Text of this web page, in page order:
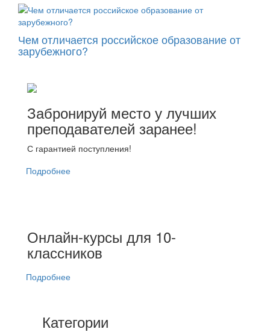
Чем отличается российское образование от
зарубежного?
Забронируй место у лучших
преподавателей заранее!
С гарантией поступления!
Подробнее
Онлайн-курсы для 10-
классников
Подробнее
Категории